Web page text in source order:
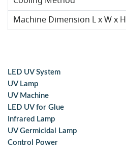
Machine Dimension L x W x H
LED UV System
UV Lamp
UV Machine
LED UV for Glue
Infrared Lamp
UV Germicidal Lamp
Control Power